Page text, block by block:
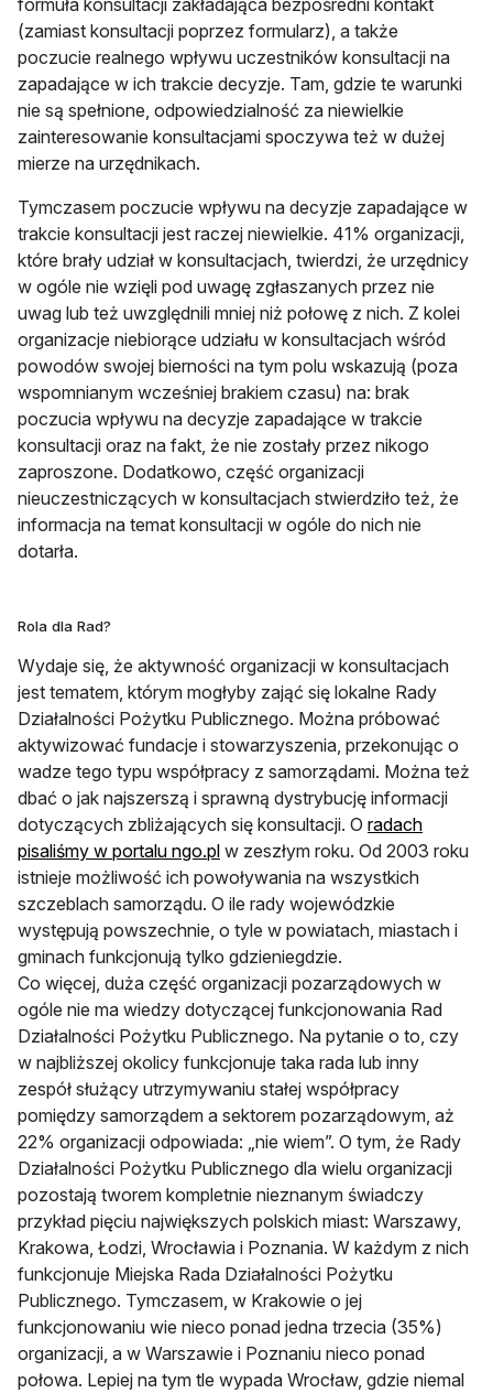
formuła konsultacji zakładająca bezpośredni kontakt
(zamiast konsultacji poprzez formularz), a także
poczucie realnego wpływu uczestników konsultacji na
zapadające w ich trakcie decyzje. Tam, gdzie te warunki
nie są spełnione, odpowiedzialność za niewielkie
zainteresowanie konsultacjami spoczywa też w dużej
mierze na urzędnikach.
Tymczasem poczucie wpływu na decyzje zapadające w
trakcie konsultacji jest raczej niewielkie. 41% organizacji,
które brały udział w konsultacjach, twierdzi, że urzędnicy
w ogóle nie wzięli pod uwagę zgłaszanych przez nie
uwag lub też uwzględnili mniej niż połowę z nich. Z kolei
organizacje niebiorące udziału w konsultacjach wśród
powodów swojej bierności na tym polu wskazują (poza
wspomnianym wcześniej brakiem czasu) na: brak
poczucia wpływu na decyzje zapadające w trakcie
konsultacji oraz na fakt, że nie zostały przez nikogo
zaproszone. Dodatkowo, część organizacji
nieuczestniczących w konsultacjach stwierdziło też, że
informacja na temat konsultacji w ogóle do nich nie
dotarła.
Rola dla Rad?
Wydaje się, że aktywność organizacji w konsultacjach
jest tematem, którym mogłyby zająć się lokalne Rady
Działalności Pożytku Publicznego. Można próbować
aktywizować fundacje i stowarzyszenia, przekonując o
wadze tego typu współpracy z samorządami. Można też
dbać o jak najszerszą i sprawną dystrybucję informacji
dotyczących zbliżających się konsultacji. O radach
pisaliśmy w portalu ngo.plotwiera się w nowej karcie
w zeszłym roku. Od 2003 roku
istnieje możliwość ich powoływania na wszystkich
szczeblach samorządu. O ile rady wojewódzkie
występują powszechnie, o tyle w powiatach, miastach i
gminach funkcjonują tylko gdzieniegdzie.
Co więcej, duża część organizacji pozarządowych w
ogóle nie ma wiedzy dotyczącej funkcjonowania Rad
Działalności Pożytku Publicznego. Na pytanie o to, czy
w najbliższej okolicy funkcjonuje taka rada lub inny
zespół służący utrzymywaniu stałej współpracy
pomiędzy samorządem a sektorem pozarządowym, aż
22% organizacji odpowiada: „nie wiem”. O tym, że Rady
Działalności Pożytku Publicznego dla wielu organizacji
pozostają tworem kompletnie nieznanym świadczy
przykład pięciu największych polskich miast: Warszawy,
Krakowa, Łodzi, Wrocławia i Poznania. W każdym z nich
funkcjonuje Miejska Rada Działalności Pożytku
Publicznego. Tymczasem, w Krakowie o jej
funkcjonowaniu wie nieco ponad jedna trzecia (35%)
organizacji, a w Warszawie i Poznaniu nieco ponad
połowa. Lepiej na tym tle wypada Wrocław, gdzie niemal